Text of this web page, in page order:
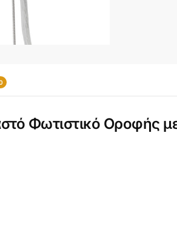
Φωτιστικό Οροφής